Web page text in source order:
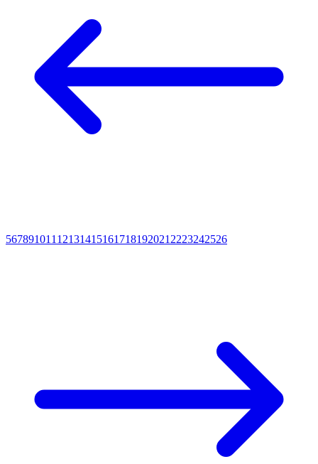
567891011 12131415161718192021 2223242526